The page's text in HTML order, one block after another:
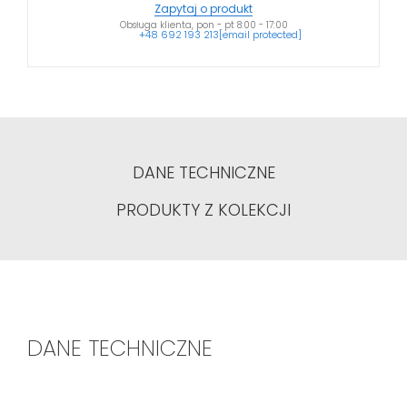
Zapytaj o produkt
Obsługa klienta, pon - pt 8:00 - 17:00
+48 692 193 213[email protected]
DANE TECHNICZNE
PRODUKTY Z KOLEKCJI
DANE TECHNICZNE